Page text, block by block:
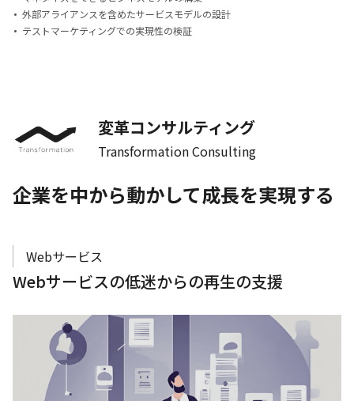
外部アライアンスを含めたサービスモデルの設計
テストマーケティングでの実現性の検証
変革コンサルティング
Transformation Consulting
企業を中から動かして成長を実現する
Webサービス
Webサービスの低迷からの再生の支援